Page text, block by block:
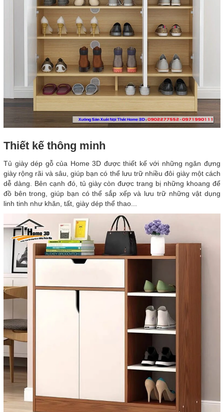
Thiết kế thông minh
Tủ giày dép gỗ của Home 3D được thiết kế với những ngăn đựng
giày rộng rãi và sâu, giúp bạn có thể lưu trữ nhiều đôi giày một cách
dễ dàng. Bên cạnh đó, tủ giày còn được trang bị những khoang để
đồ bên trong, giúp bạn có thể sắp xếp và lưu trữ những vật dụng
linh tinh như khăn, tất, giày dép thể thao...